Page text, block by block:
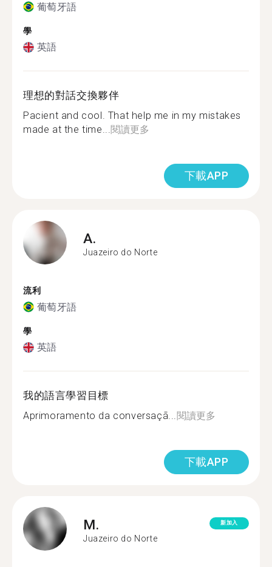
葡萄牙語
學
英語
理想的對話交換夥伴
Pacient and cool. That help me in my mistakes
made at the time...閱讀更多
下載APP
A.
Juazeiro do Norte
流利
葡萄牙語
學
英語
我的語言學習目標
Aprimoramento da conversaçã...閱讀更多
下載APP
M.
Juazeiro do Norte
新加入